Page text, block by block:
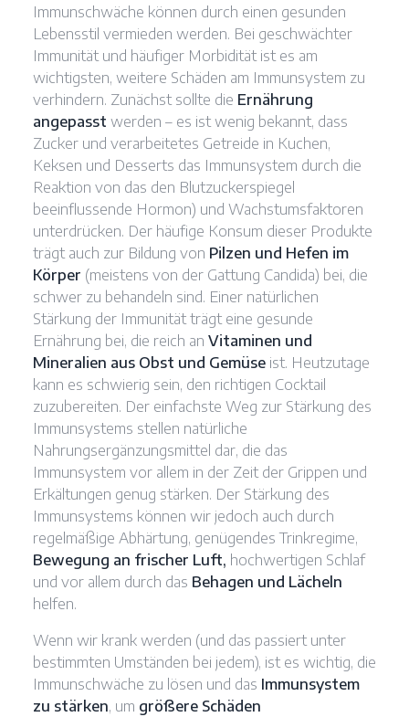
Immunschwäche können durch einen gesunden
Lebensstil vermieden werden. Bei geschwächter
Immunität und häufiger Morbidität ist es am
wichtigsten, weitere Schäden am Immunsystem zu
verhindern. Zunächst sollte die Ernährung
angepasst werden – es ist wenig bekannt, dass
Zucker und verarbeitetes Getreide in Kuchen,
Keksen und Desserts das Immunsystem durch die
Reaktion von das den Blutzuckerspiegel
beeinflussende Hormon) und Wachstumsfaktoren
unterdrücken. Der häufige Konsum dieser Produkte
trägt auch zur Bildung von Pilzen und Hefen im
Körper (meistens von der Gattung Candida) bei, die
schwer zu behandeln sind. Einer natürlichen
Stärkung der Immunität trägt eine gesunde
Ernährung bei, die reich an Vitaminen und
Mineralien aus Obst und Gemüse ist. Heutzutage
kann es schwierig sein, den richtigen Cocktail
zuzubereiten. Der einfachste Weg zur Stärkung des
Immunsystems stellen natürliche
Nahrungsergänzungsmittel dar, die das
Immunsystem vor allem in der Zeit der Grippen und
Erkältungen genug stärken. Der Stärkung des
Immunsystems können wir jedoch auch durch
regelmäßige Abhärtung, genügendes Trinkregime,
Bewegung an frischer Luft, hochwertigen Schlaf
und vor allem durch das Behagen und Lächeln
helfen.
Wenn wir krank werden (und das passiert unter
bestimmten Umständen bei jedem), ist es wichtig, die
Immunschwäche zu lösen und das Immunsystem
zu stärken, um größere Schäden